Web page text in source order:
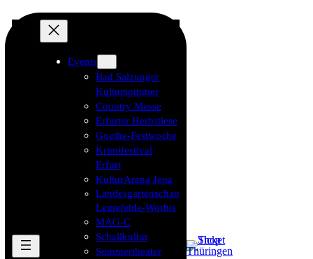
Events
Bad Salzunger
Kultursommer
Country Messe
Erfurter Herbstlese
Goethe-Festwoche
Krimifestival
Erfurt
KulturArena Jena
Landesgartenschau
Leinefelde-Worbis
MAG-C
Schallkultur
Sommertheater